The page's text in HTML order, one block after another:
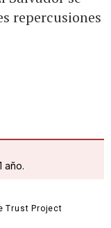
repercusiones
año.